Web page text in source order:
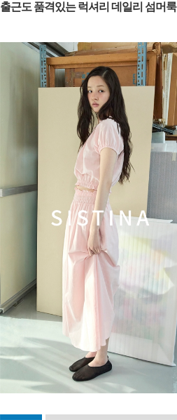
출근도 품격있는 럭셔리 데일리 섬머룩